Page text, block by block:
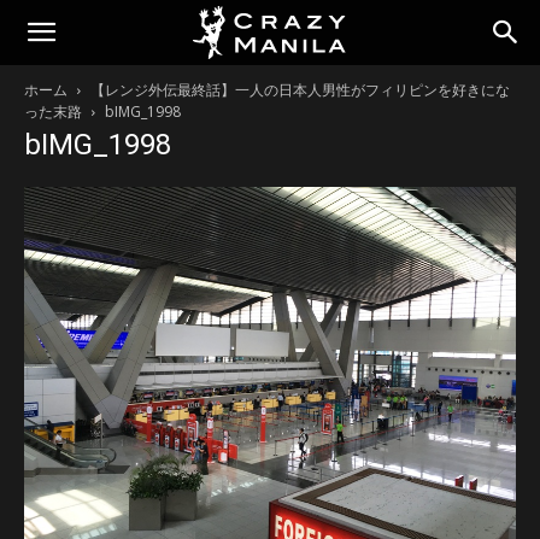
ホーム
【レンジ外伝最終話】一人の日本人男性がフィリピンを好きにな
った末路
bIMG_1998
bIMG_1998